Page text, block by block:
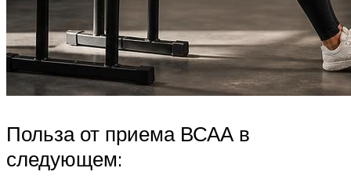
Польза от приема ВСАА в
следующем: